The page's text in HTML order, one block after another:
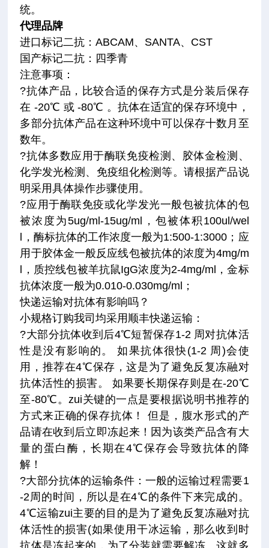
统。
代理品牌
进口标记二抗：ABCAM、SANTA、CST
国产标记二抗：四季青
注意事项 ：
?抗体产品，比较合适的保存方式是分装后保存
在 -20℃ 或 -80℃ 。抗体在适宜的保存环境中，
多部分抗体产品在这种环境中可以保存十数月至
数年。
?抗体多数应用于酶联免疫检测、胶体金检测、
化学发光检测、免疫组化检测等。请根据产品说
明采用具体操作步骤使用。
?应用于酶联免疫或化学发光一般包被抗体的包
被浓度为5ug/ml-15ug/ml，包被体积100ul/wel
l，酶标抗体的工作浓度一般为1:500-1:3000；应
用于胶体金一般反应线包被抗体的浓度为4mg/m
l，质控线包被羊抗鼠IgG浓度为2-4mg/ml，金标
抗体浓度一般为0.010-0.030mg/ml；
快递运输对抗体有影响吗？
小规格订购我司均采用顺丰快递运输：
?大部分抗体收到后4℃短暂保存1-2 周对抗体活
性是没有影响的。 如果抗体很快(1-2 周)会使
用，推荐在4℃保存，这是为了避免反复冻融对
抗体活性的损害。 如果要长期保存则是在-20℃
至-80℃。zui关键的一点是要根据说明书推荐的
方式来正确的保存抗体！ 但是，腹水形式的产
品请在收到后立即冻起来！因为该类产品含有大
量的蛋白酶，长期在4℃保存会导致抗体的降
解！
?大部分抗体的运输条件：一般的运输过程需要1
-2周的时间，所以是在4℃的条件下来完成的。
4℃运输zui主要的目的是为了避免反复冻融对抗
体活性的损害(如果使用干冰运输，那么收到时
抗体是冻起来的，为了分装就需要解冻。这就多